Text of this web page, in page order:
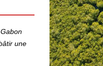
une